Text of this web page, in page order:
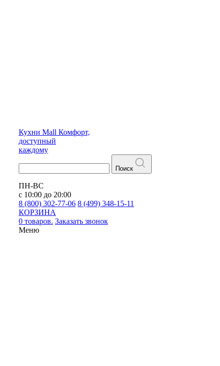
Кухни Mall Комфорт,
доступный
каждому
Поиск
ПН-ВС
с 10:00 до 20:00
8 (800) 302-77-06 8 (499) 348-15-11
КОРЗИНА
0 товаров. Заказать звонок
Меню